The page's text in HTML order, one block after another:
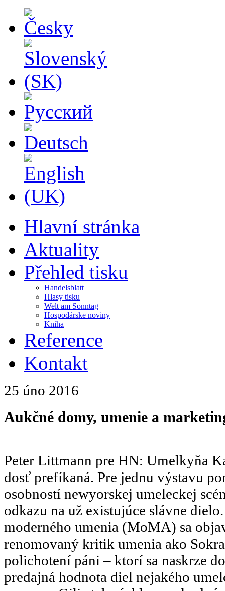
Hlavní stránka
Aktuality
Přehled tisku
Handelsblatt
Hlasy tisku
Welt am Sonntag
Hospodárske noviny
Kniha
Reference
Kontakt
25 úno 2016
Aukčné domy, umenie a
Peter Littmann pre HN: Umelkyňa
dosť prefíkaná. Pre jednu výstavu
osobností newyorskej umeleckej
odkazu na už existujúce slávne
moderného umenia (MoMA) sa
renomovaný kritik umenia ako
polichotení páni – ktorí sa naskrze
predajná hodnota diel nejakého